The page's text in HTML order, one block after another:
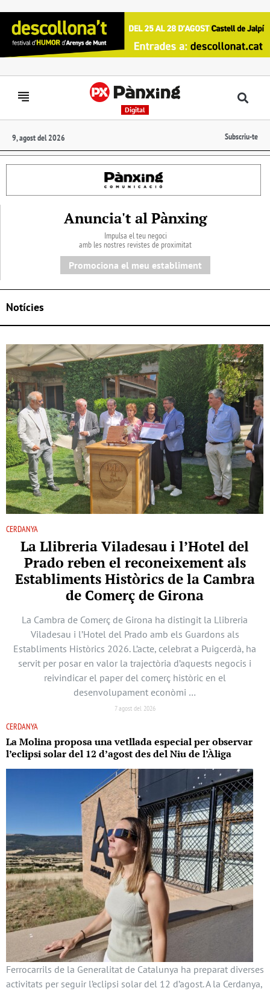
Digital
9, agost del 2026 Subscriu-te
Anuncia't al Pànxing
Impulsa el teu negoci
amb les nostres revistes de proximitat
Promociona el meu establiment
Notícies
CERDANYA
La Llibreria Viladesau i l’Hotel del
Prado reben el reconeixement als
Establiments Històrics de la Cambra
de Comerç de Girona
La Cambra de Comerç de Girona ha distingit la Llibreria
Viladesau i l’Hotel del Prado amb els Guardons als
Establiments Històrics 2026. L’acte, celebrat a Puigcerdà, ha
servit per posar en valor la trajectòria d’aquests negocis i
reivindicar el paper del comerç històric en el
desenvolupament econòmi …
7 agost del 2026
CERDANYA
La Molina proposa una vetllada especial per observar
l’eclipsi solar del 12 d’agost des del Niu de l’Àliga
Ferrocarrils de la Generalitat de Catalunya ha preparat diverses
activitats per seguir l’eclipsi solar del 12 d’agost. A la Cerdanya,